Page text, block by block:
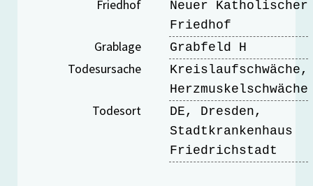
Friedhof
Neuer Katholischer
Friedhof
Grablage Grabfeld H
Todesursache
Kreislaufschwäche,
Herzmuskelschwäche
Todesort
DE, Dresden,
Stadtkrankenhaus
Friedrichstadt